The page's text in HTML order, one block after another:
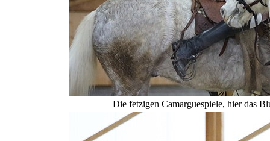
Die fetzigen Camarguespiele, hier das